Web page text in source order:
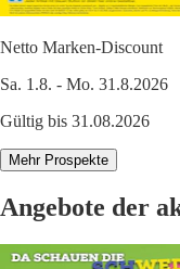
Netto Marken-Discount
Sa. 1.8. - Mo. 31.8.2026
Gültig bis 31.08.2026
Mehr Prospekte
Angebote der